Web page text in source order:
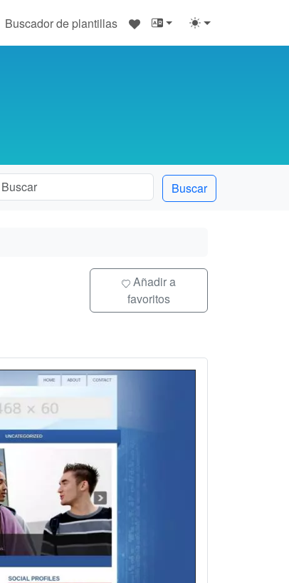
Buscador de plantillas ♥
Buscar
Añadir a
favoritos